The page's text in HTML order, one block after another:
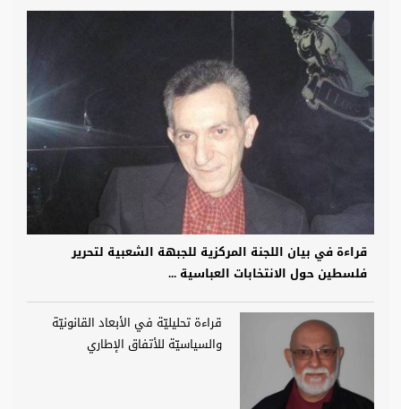
قراءة في بيان اللجنة المركزية للجبهة الشعبية لتحرير
فلسطين حول الانتخابات العباسية ...
قراءة تحليليّة في الأبعاد القانونيّة
والسياسيّة للأتفاق الإطاري